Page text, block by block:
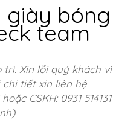
giày bóng
team
Xin lỗi quý khách vì
tiết xin liên hệ
CSKH: 0931 514131